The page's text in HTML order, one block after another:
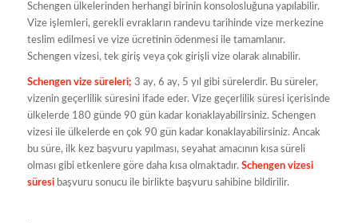
Schengen ülkelerinden herhangi birinin konsolosluğuna yapılabilir.
Vize işlemleri, gerekli evrakların randevu tarihinde vize merkezine
teslim edilmesi ve vize ücretinin ödenmesi ile tamamlanır.
Schengen vizesi, tek giriş veya çok girişli vize olarak alınabilir.
Schengen vize süreleri; 3 ay, 6 ay, 5 yıl gibi sürelerdir. Bu süreler,
vizenin geçerlilik süresini ifade eder. Vize geçerlilik süresi içerisinde
ülkelerde 180 günde 90 gün kadar konaklayabilirsiniz. Schengen
vizesi ile ülkelerde en çok 90 gün kadar konaklayabilirsiniz. Ancak
bu süre, ilk kez başvuru yapılması, seyahat amacının kısa süreli
olması gibi etkenlere göre daha kısa olmaktadır. Schengen vizesi
süresi başvuru sonucu ile birlikte başvuru sahibine bildirilir.